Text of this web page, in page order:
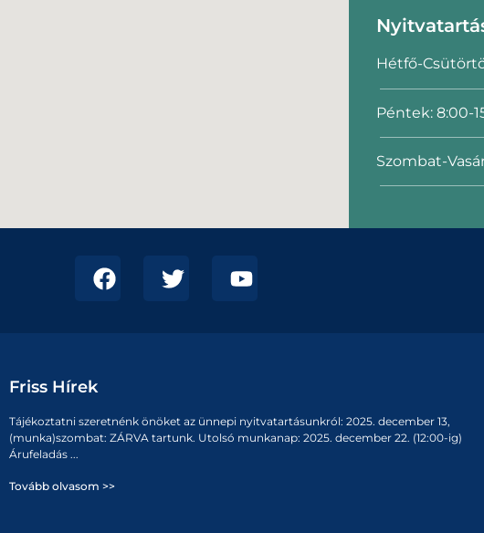
Hétfő-
Péntek: 8:00-
Szombat-
Friss Hírek
Tájékoztatni szeretnénk önöket az ünnepi nyitvatartásunkról: 2025. december 13,
(munka)szombat: ZÁRVA tartunk. Utolsó munkanap: 2025. december 22. (12:00-ig)
Árufeladás ...
Tovább olvasom >>